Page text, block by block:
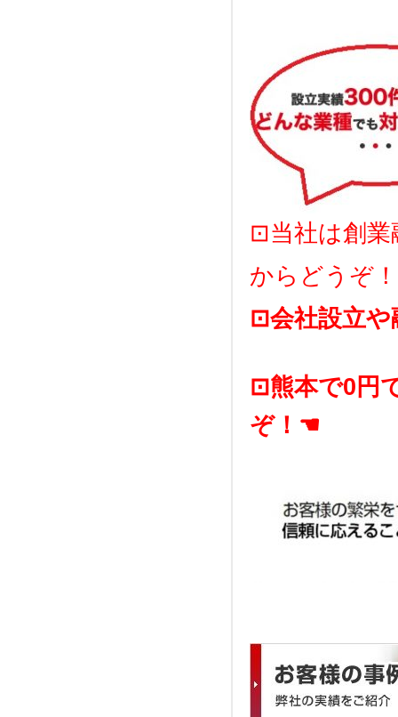
⊡当社は創業
からどうぞ！
⊡会社設立や
⊡熊本で0円
ぞ！☚